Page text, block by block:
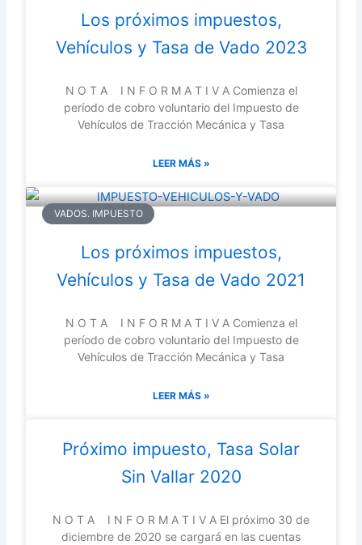
Los próximos impuestos,
Vehículos y Tasa de Vado 2023
N O T A I N F O R M A T I V A Comienza el
período de cobro voluntario del Impuesto de
Vehículos de Tracción Mecánica y Tasa
LEER MÁS »
VADOS. IMPUESTO
Los próximos impuestos,
Vehículos y Tasa de Vado 2021
N O T A I N F O R M A T I V A Comienza el
período de cobro voluntario del Impuesto de
Vehículos de Tracción Mecánica y Tasa
LEER MÁS »
Próximo impuesto, Tasa Solar
Sin Vallar 2020
N O T A I N F O R M A T I V A El próximo 30 de
diciembre de 2020 se cargará en las cuentas